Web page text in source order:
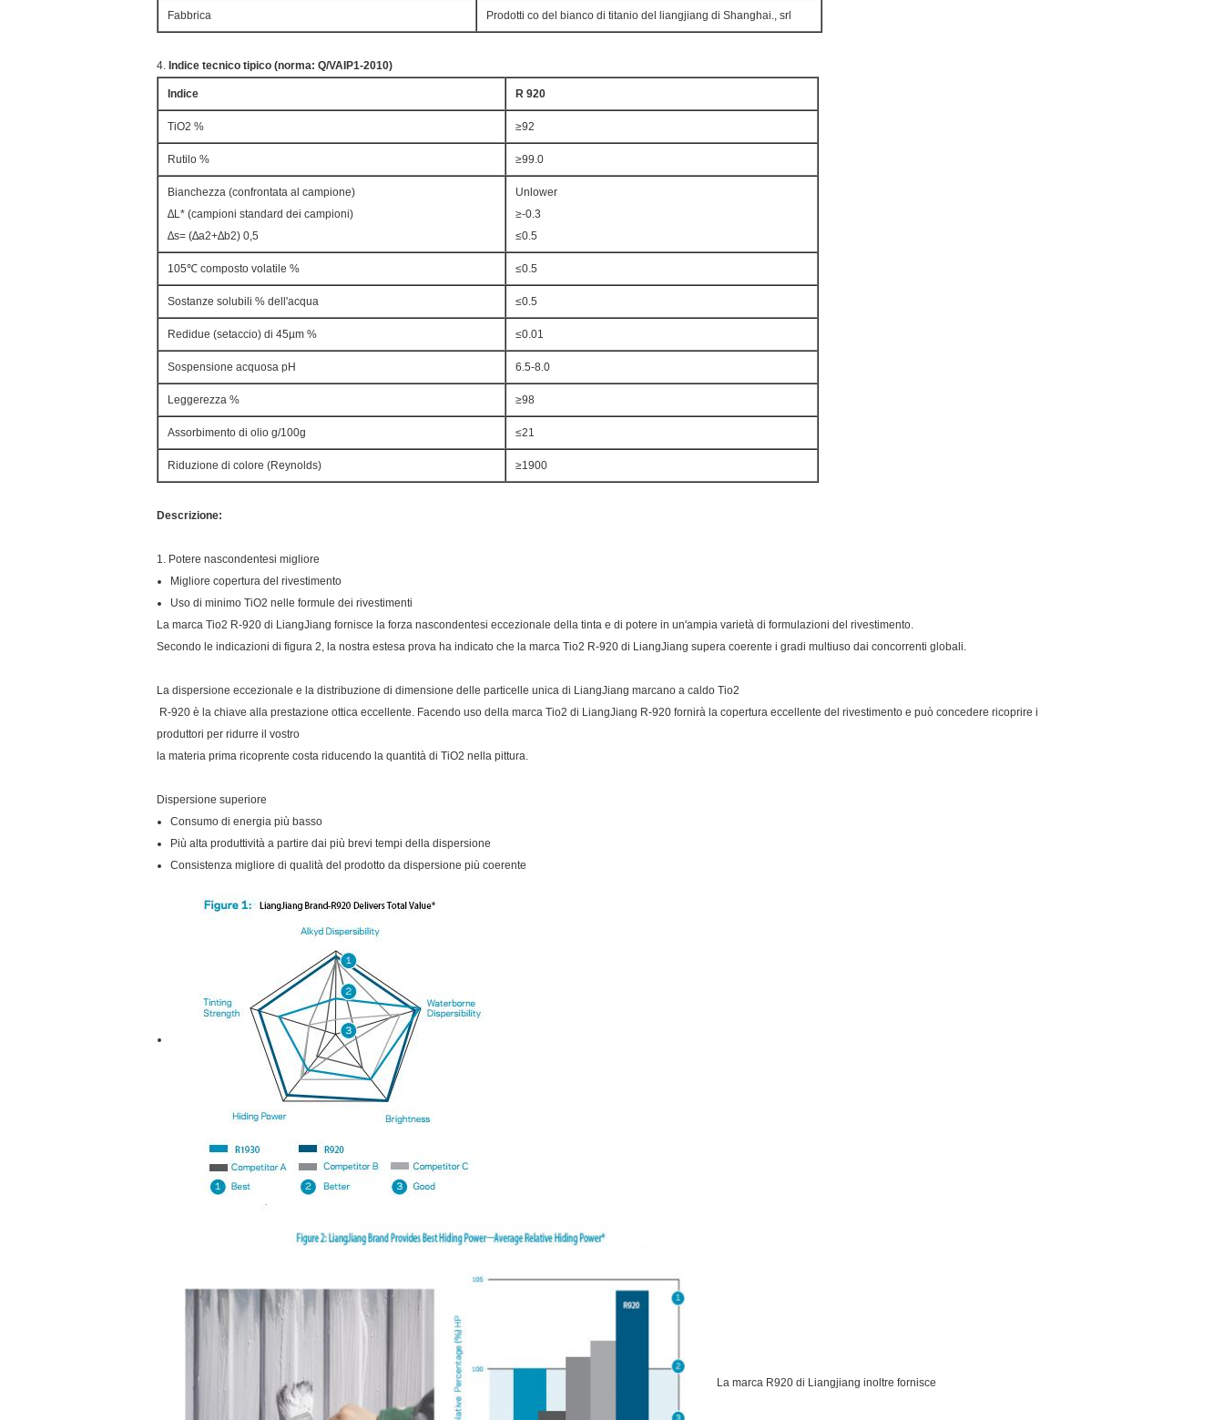
Fabbrica Prodotti co del bianco di titanio del liangjiang di Shanghai., srl
4. Indice tecnico tipico (norma: Q/VAIP1-2010)
Indice R 920
TiO2 % ≥92
Rutilo % ≥99.0
Bianchezza (confrontata al campione)
∆L* (campioni standard dei campioni)
∆s= (∆a2+∆b2) 0,5
Unlower
≥-0.3
≤0.5
105℃ composto volatile % ≤0.5
Sostanze solubili % dell'acqua ≤0.5
Redidue (setaccio) di 45µm % ≤0.01
Sospensione acquosa pH 6.5-8.0
Leggerezza % ≥98
Assorbimento di olio g/100g ≤21
Riduzione di colore (Reynolds) ≥1900
Descrizione:
1. Potere nascondentesi migliore
Migliore copertura del rivestimento
Uso di minimo TiO2 nelle formule dei rivestimenti
La marca Tio2 R-920 di LiangJiang fornisce la forza nascondentesi eccezionale della tinta e di potere in un'ampia varietà di formulazioni del rivestimento.
Secondo le indicazioni di figura 2, la nostra estesa prova ha indicato che la marca Tio2 R-920 di LiangJiang supera coerente i gradi multiuso dai concorrenti globali.
La dispersione eccezionale e la distribuzione di dimensione delle particelle unica di LiangJiang marcano a caldo Tio2
R-920 è la chiave alla prestazione ottica eccellente. Facendo uso della marca Tio2 di LiangJiang R-920 fornirà la copertura eccellente del rivestimento e può concedere ricoprire i
produttori per ridurre il vostro
la materia prima ricoprente costa riducendo la quantità di TiO2 nella pittura.
Dispersione superiore
Consumo di energia più basso
Più alta produttività a partire dai più brevi tempi della dispersione
Consistenza migliore di qualità del prodotto da dispersione più coerente
La marca R920 di Liangjiang inoltre fornisce